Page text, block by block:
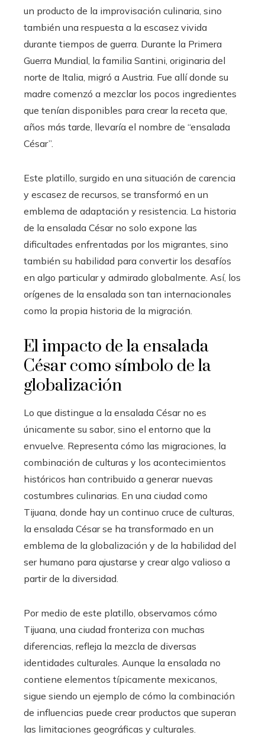
un producto de la improvisación culinaria, sino
también una respuesta a la escasez vivida
durante tiempos de guerra. Durante la Primera
Guerra Mundial, la familia Santini, originaria del
norte de Italia, migró a Austria. Fue allí donde su
madre comenzó a mezclar los pocos ingredientes
que tenían disponibles para crear la receta que,
años más tarde, llevaría el nombre de “ensalada
César”.
Este platillo, surgido en una situación de carencia
y escasez de recursos, se transformó en un
emblema de adaptación y resistencia. La historia
de la ensalada César no solo expone las
dificultades enfrentadas por los migrantes, sino
también su habilidad para convertir los desafíos
en algo particular y admirado globalmente. Así, los
orígenes de la ensalada son tan internacionales
como la propia historia de la migración.
El impacto de la ensalada
César como símbolo de la
globalización
Lo que distingue a la ensalada César no es
únicamente su sabor, sino el entorno que la
envuelve. Representa cómo las migraciones, la
combinación de culturas y los acontecimientos
históricos han contribuido a generar nuevas
costumbres culinarias. En una ciudad como
Tijuana, donde hay un continuo cruce de culturas,
la ensalada César se ha transformado en un
emblema de la globalización y de la habilidad del
ser humano para ajustarse y crear algo valioso a
partir de la diversidad.
Por medio de este platillo, observamos cómo
Tijuana, una ciudad fronteriza con muchas
diferencias, refleja la mezcla de diversas
identidades culturales. Aunque la ensalada no
contiene elementos típicamente mexicanos,
sigue siendo un ejemplo de cómo la combinación
de influencias puede crear productos que superan
las limitaciones geográficas y culturales.